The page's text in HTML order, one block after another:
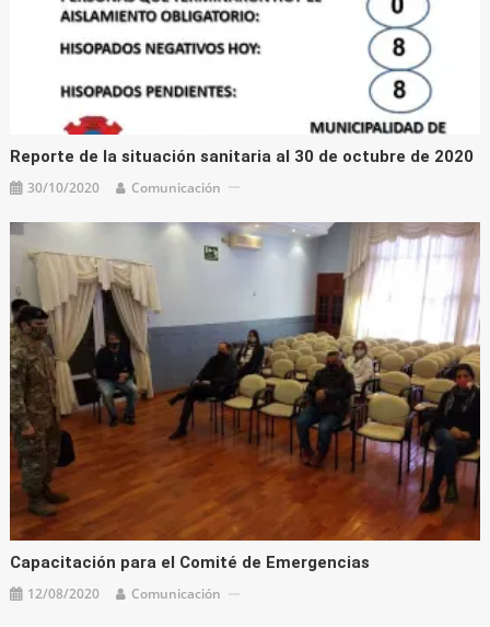
Reporte de la situación sanitaria al 30 de octubre de 2020
30/10/2020 Comunicación
Capacitación para el Comité de Emergencias
12/08/2020 Comunicación